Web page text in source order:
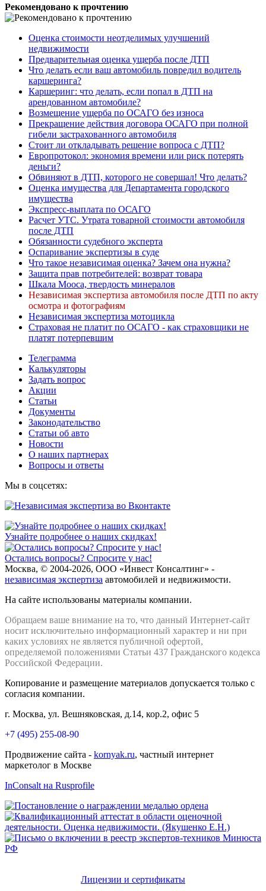
Рекомендовано к прочтению
Оценка стоимости неотделимых улучшений
недвижимости
Предварительная оценка ущерба после ДТП
Что делать если ваш автомобиль повредил водитель
каршеринга?
Каршеринг: что делать, если попал в ДТП на
арендованном автомобиле?
Возмещение ущерба по ОСАГО без износа
Прекращение действия договора ОСАГО при полной
гибели застрахованного автомобиля
Стоит ли откладывать решение вопроса с ДТП?
Европротокол: экономия времени или риск потерять
деньги?
Обвиняют в ДТП, которого не совершал! Что делать?
Оценка имущества для Департамента городского
имущества
Экспресс-выплата по ОСАГО
Расчет УТС. Утрата товарной стоимости автомобиля
после ДТП
Обязанности судебного эксперта
Оспаривание экспертизы в суде
Что такое независимая оценка? Зачем она нужна?
Защита прав потребителей: возврат товара
Шкала Мооса, твердость минералов
Независимая экспертиза автомобиля после ДТП по акту
осмотра и фотографиям
Независимая экспертиза мотоцикла
Страховая не платит по ОСАГО - как страховщики не
платят потерпевшим
Телеграмма
Калькуляторы
Задать вопрос
Акции
Статьи
Документы
Законодательство
Статьи об авто
Новости
О наших партнерах
Вопросы и ответы
Мы в соцсетях:
Узнайте подробнее о наших скидках!
Остались вопросы? Спросите у нас!
Москва, © 2004-2026, ООО «Инвест Консалтинг» -
независимая экспертиза автомобилей и недвижимости.
На сайте использованы материалы компании.
Обращаем ваше внимание на то, что данный Интернет-сайт
носит исключительно информационный характер и ни при
каких условиях не является публичной офертой,
определяемой положениями Статьи 437 Гражданского кодекса
Российской Федерации.
Копирование и размещение материалов допускается только с
согласия компании.
г. Москва, ул. Вешняковская, д.14, кор.2, офис 5
+7 (495) 255-08-90
Продвижение сайта - kornyak.ru, частный интернет
маркетолог в Москве
InConsalt на Rusprofile
Лицензии и сертификаты